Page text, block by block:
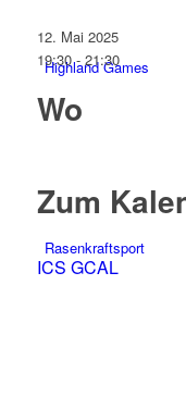
Highland Games
Rasenkraftsport
12. Mai 2025
19:30 - 21:30
Wo
Zum
ICS GCAL